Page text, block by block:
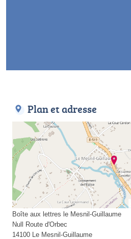
Plan et adresse
Boîte aux lettres le Mesnil-Guillaume
Null Route d'Orbec
14100 Le Mesnil-Guillaume